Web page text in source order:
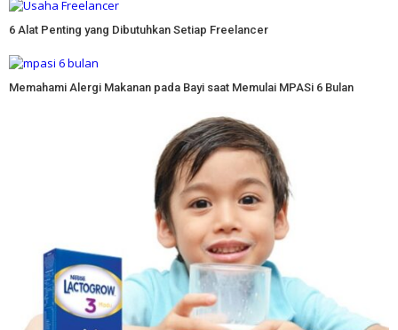
6 Alat Penting yang Dibutuhkan Setiap Freelancer
Memahami Alergi Makanan pada Bayi saat Memulai MPASi 6 Bulan